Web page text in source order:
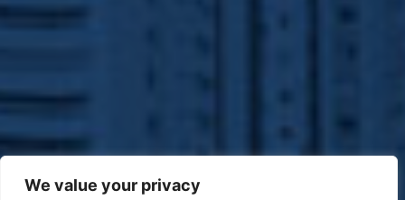
We value your privacy